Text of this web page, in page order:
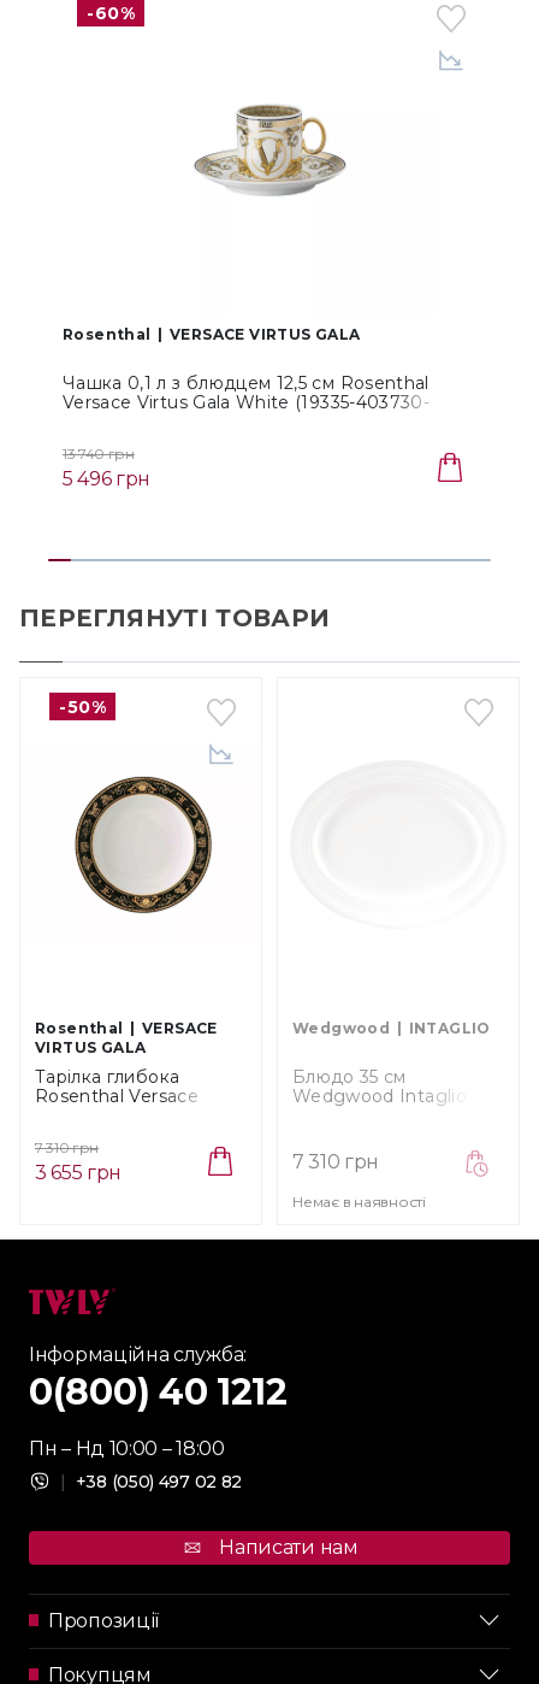
-60%
Rosenthal VERSACE VIRTUS GALA
Чашка 0,1 л з блюдцем 12,5 см Rosenthal
Versace Virtus Gala White (19335-403730-
13 740 грн
5 496 грн
ПЕРЕГЛЯНУТІ ТОВАРИ
-50%
Rosenthal
VERSACE
VIRTUS GALA
Тарілка глибока
Rosenthal Versace
403729-10322)
7 310 грн
3 655 грн
Wedgwood INTAGLIO
Блюдо 35 см
Wedgwood Intaglio
7 310 грн
Немає в наявності
Інформаційна служба:
0(800) 40 1212
Пн – Нд 10:00 – 18:00
| +38 (050) 497 02 82
Написати нам
Пропозиції
Покупцям